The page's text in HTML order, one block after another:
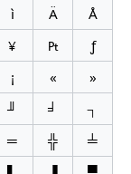
ì Ä
Å
¥ ₧
ƒ
¡ «
»
╜ ╛
┐
═ ╬
╧